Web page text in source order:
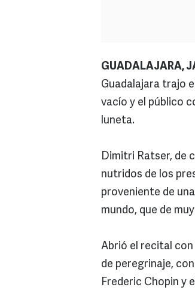
GUADALAJARA,
Guadalajara trajo
vacío y el público
luneta.
Dimitri Ratser, de
nutridos de los
proveniente de
mundo, que de
Abrió el recital con
de peregrinaje,
Frederic Chopin y